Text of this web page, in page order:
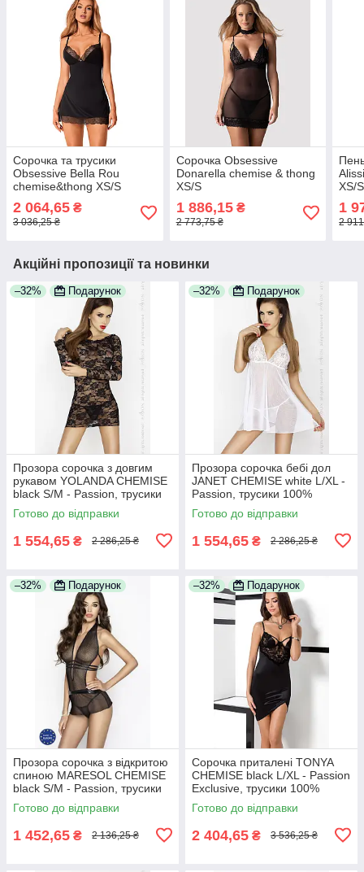
Сорочка та трусики
Obsessive Bella Rou
chemise&thong XS/S
2 064,65 ₴
3 036,25 ₴
Сорочка Obsessive
Donarella chemise & thong
XS/S
1 886,15₴
2 773,75 ₴
XS/S
1
2
Акційні пропозиції та новинки
–32% Подарунок
Прозора сорочка з довгим
рукавом YOLANDA CHEMISE
black S/M - Passion, трусики
100% Анонімності
Готово до відправки
1 554,65 ₴ 2 286,25 ₴
–32% Подарунок
Прозора сорочка бебі дол
JANET CHEMISE white L/XL -
Passion, трусики 100%
Анонімності
Готово до відправки
1 554,65 ₴ 2 286,25 ₴
–32% Подарунок
Прозора сорочка з відкритою
спиною MARESOL CHEMISE
black S/M - Passion, трусики
100% Анонімності
Готово до відправки
1 452,65 ₴ 2 136,25 ₴
–32% Подарунок
Сорочка приталені TONYA
CHEMISE black L/XL - Passion
Exclusive, трусики 100%
Анонімності
Готово до відправки
2 404,65 ₴ 3 536,25 ₴